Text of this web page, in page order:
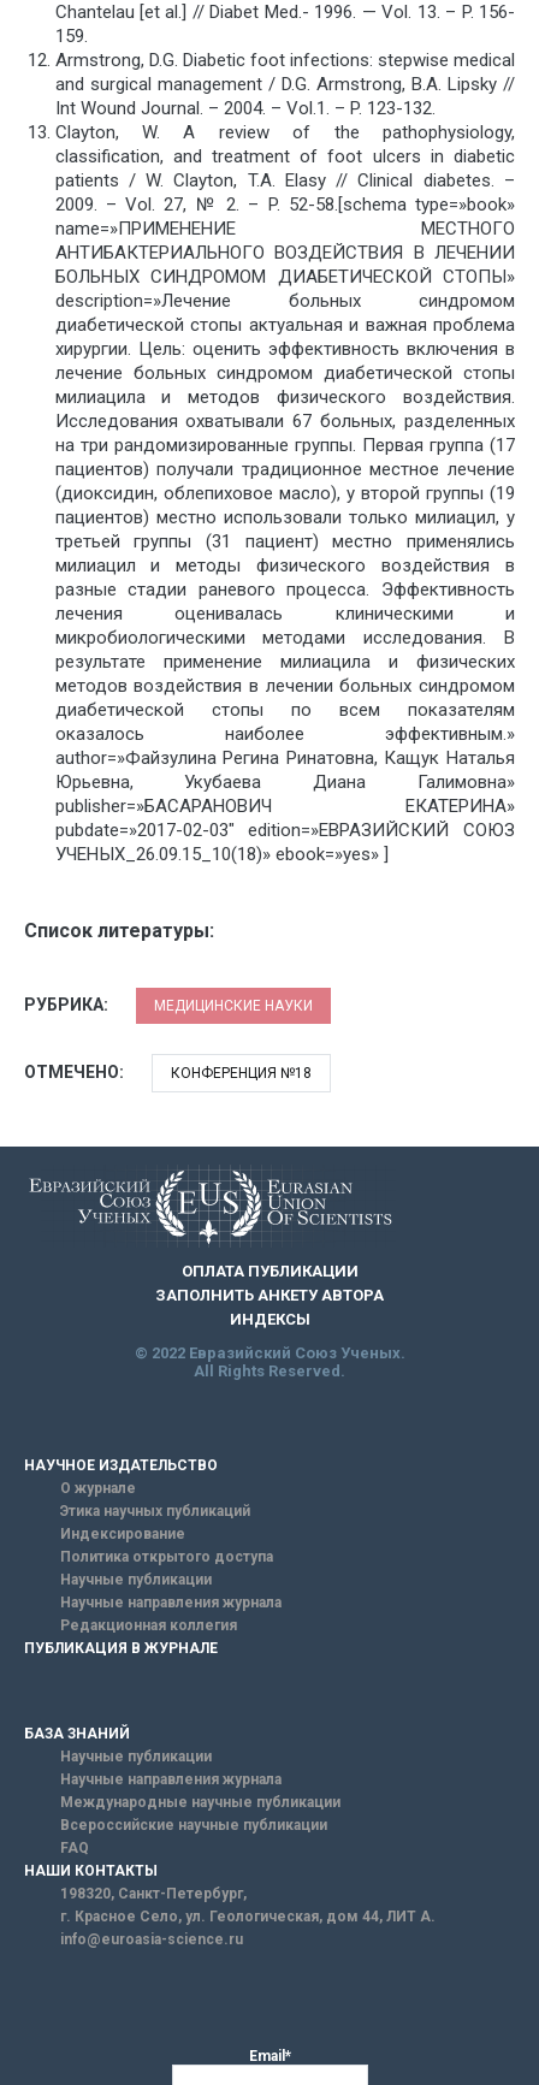
Chantelau [et al.] // Diabet Med.- 1996. — Vol. 13. – P. 156-
159.
Armstrong, D.G. Diabetic foot infections: stepwise medical
and surgical management / D.G. Armstrong, B.A. Lipsky //
Int Wound Journal. – 2004. – Vol.1. – P. 123-132.
Clayton, W. A review of the pathophysiology,
classification, and treatment of foot ulcers in diabetic
patients / W. Clayton, T.A. Elasy // Clinical diabetes. –
2009. – Vol. 27, № 2. – P. 52-58.[schema type=»book»
name=»ПРИМЕНЕНИЕ МЕСТНОГО
АНТИБАКТЕРИАЛЬНОГО ВОЗДЕЙСТВИЯ В ЛЕЧЕНИИ
БОЛЬНЫХ СИНДРОМОМ ДИАБЕТИЧЕСКОЙ СТОПЫ»
description=»Лечение больных синдромом
диабетической стопы актуальная и важная проблема
хирургии. Цель: оценить эффективность включения в
лечение больных синдромом диабетической стопы
милиацила и методов физического воздействия.
Исследования охватывали 67 больных, разделенных
на три рандомизированные группы. Первая группа (17
пациентов) получали традиционное местное лечение
(диоксидин, облепиховое масло), у второй группы (19
пациентов) местно использовали только милиацил, у
третьей группы (31 пациент) местно применялись
милиацил и методы физического воздействия в
разные стадии раневого процесса. Эффективность
лечения оценивалась клиническими и
микробиологическими методами исследования. В
результате применение милиацила и физических
методов воздействия в лечении больных синдромом
диабетической стопы по всем показателям
оказалось наиболее эффективным.»
author=»Файзулина Регина Ринатовна, Кащук Наталья
Юрьевна, Укубаева Диана Галимовна»
publisher=»БАСАРАНОВИЧ ЕКАТЕРИНА»
pubdate=»2017-02-03″ edition=»ЕВРАЗИЙСКИЙ СОЮЗ
УЧЕНЫХ_26.09.15_10(18)» ebook=»yes» ]
Список литературы:
РУБРИКА: МЕДИЦИНСКИЕ НАУКИ
ОТМЕЧЕНО: КОНФЕРЕНЦИЯ №18
ОПЛАТА ПУБЛИКАЦИИ
ЗАПОЛНИТЬ АНКЕТУ АВТОРА
ИНДЕКСЫ
© 2022 Евразийский Союз Ученых.
All Rights Reserved.
НАУЧНОЕ ИЗДАТЕЛЬСТВО
О журнале
Этика научных публикаций
Индексирование
Политика открытого доступа
Научные публикации
Научные направления журнала
Редакционная коллегия
ПУБЛИКАЦИЯ В ЖУРНАЛЕ
БАЗА ЗНАНИЙ
Научные публикации
Научные направления журнала
Международные научные публикации
Всероссийские научные публикации
FAQ
НАШИ КОНТАКТЫ
198320, Санкт-Петербург,
г. Красное Село, ул. Геологическая, дом 44, ЛИТ А.
info@euroasia-science.ru
Email*